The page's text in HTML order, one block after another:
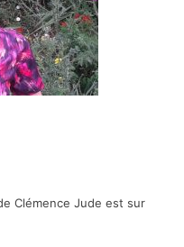
Clémence Jude est sur